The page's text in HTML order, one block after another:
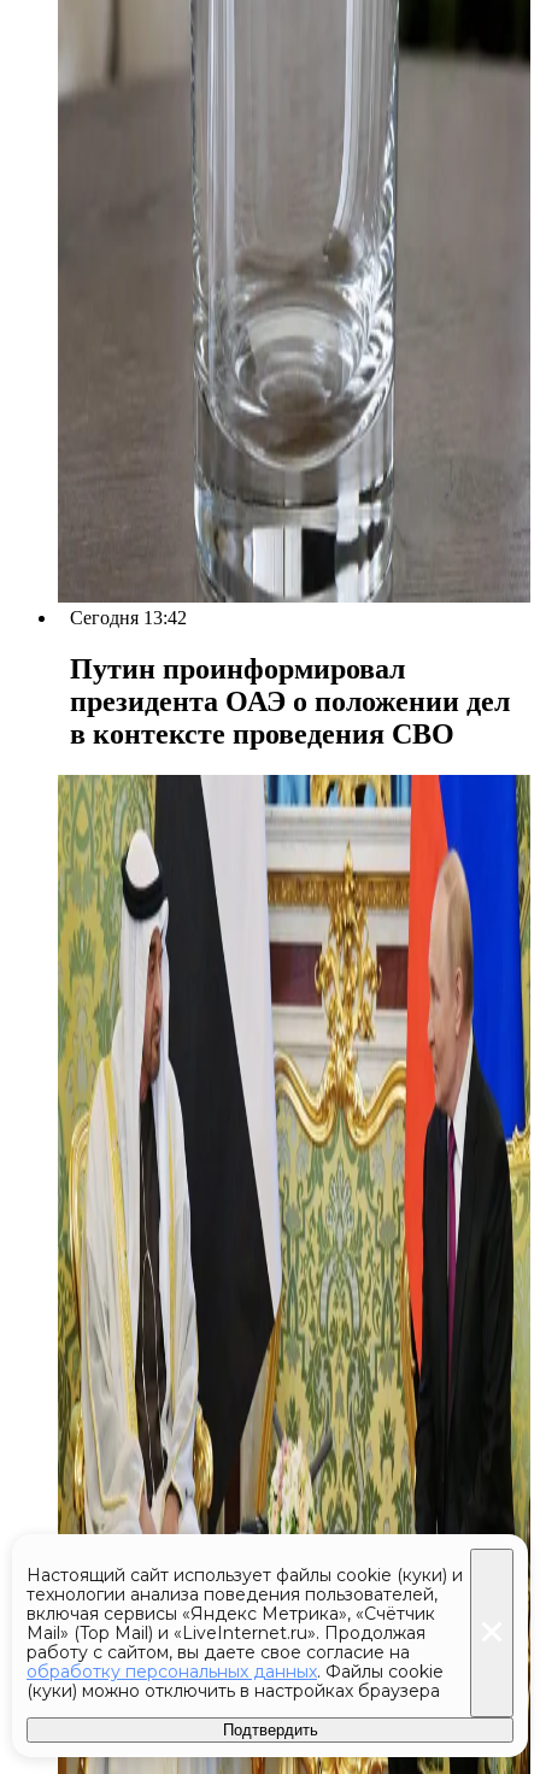
Сегодня 13:42
Путин проинформировал
президента ОАЭ о положении дел
в контексте проведения СВО
Настоящий сайт использует файлы cookie (куки) и
технологии анализа поведения пользователей,
включая сервисы «Яндекс Метрика», «Счётчик
Mail» (Top Mail) и «LiveInternet.ru». Продолжая
работу с сайтом, вы даете свое согласие на
обработку персональных данных. Файлы cookie
(куки) можно отключить в настройках браузера
Подтвердить